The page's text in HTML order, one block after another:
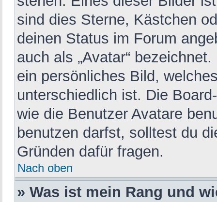
sind dies Sterne, Kästchen
deinen Status im Forum
auch als „Avatar“
ein persönliches Bild,
unterschiedlich ist. Die
wie die Benutzer Avatare
benutzen darfst, solltest du
Gründen dafür fragen.
Nach oben
» Was ist mein Rang und